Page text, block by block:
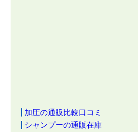
加圧の通販比較口コミ
シャンプーの通販在庫